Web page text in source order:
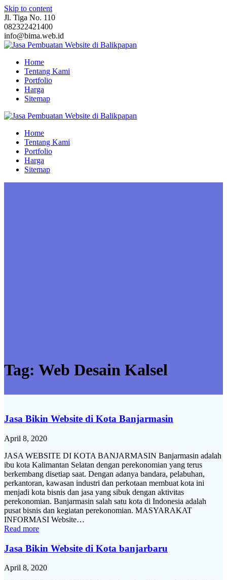
Skip to content
Jl. Tiga No. 110
082322421400
info@bima.web.id
Home
Tentang Kami
Portfolio
Harga
Sitemap
Home
Tentang Kami
Portfolio
Harga
Sitemap
Tag: Web Desain Kalsel
Jasa Bikin Website di Kota Banjarmasin
April 8, 2020
JASA WEBSITE DI KOTA BANJARMASIN Banjarmasin adalah
ibu kota Kalimantan Selatan dengan perekonomian yang terus
berkembang disetiap saat. Dengan adanya bandara, pelabuhan,
perkantoran, kawasan industri dan perkotaan membuat kota ini
menjadi kota bisnis dan jasa yang sibuk dengan aktivitas
perekonomian. Banjarmasin salah satu kota di Indonesia adalah
pusat bisnis dan kegiatan perekonomian. MASYARAKAT
INFORMASI Website…
Read more
Jasa Bikin Website di Kota banjarbaru
April 8, 2020